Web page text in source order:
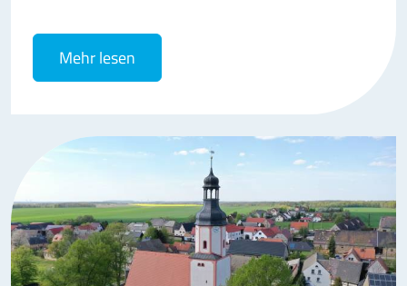
Mehr lesen